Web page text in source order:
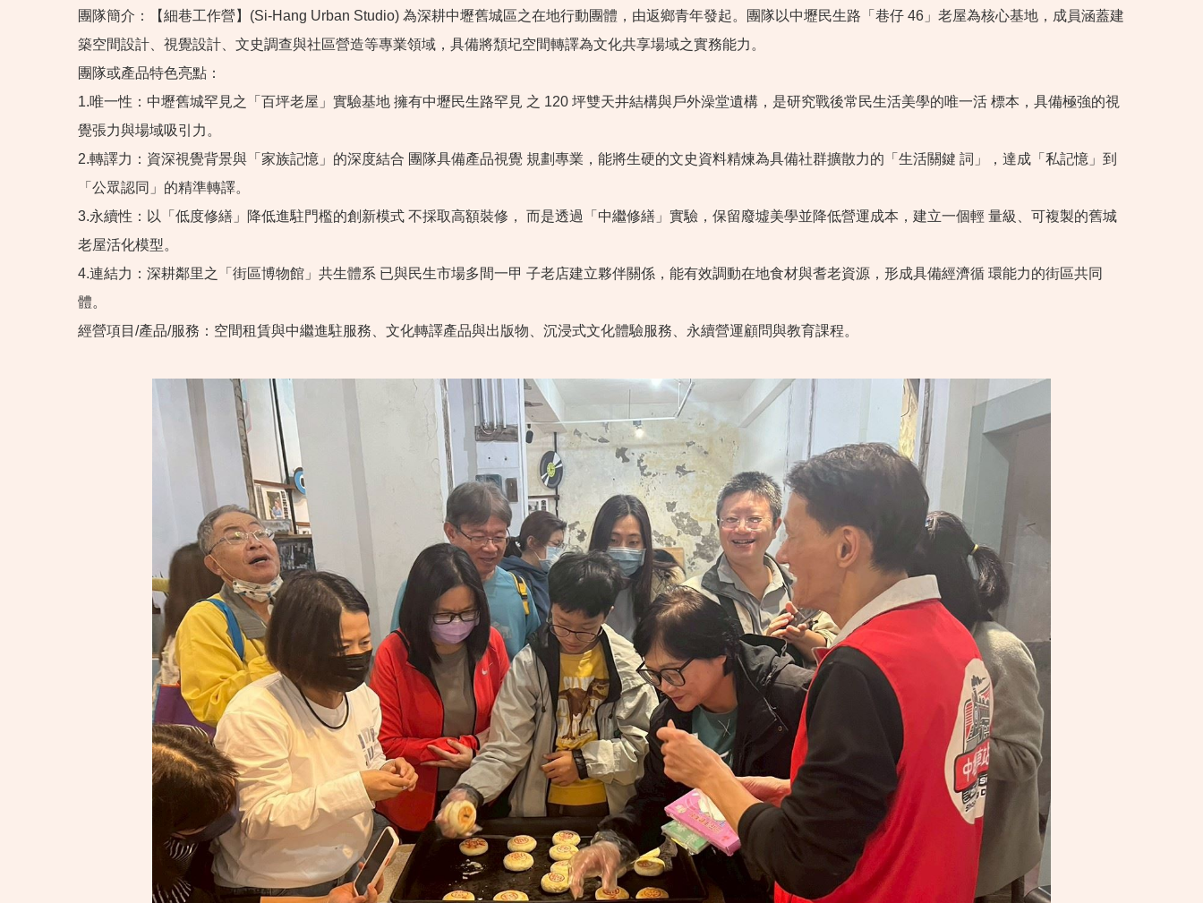
團隊簡介：【細巷工作營】(Si-Hang Urban Studio) 為深耕中壢舊城區之在地行動團體，由返鄉青年發起。團隊以中壢民生路「巷仔 46」老屋為核心基地，成員涵蓋建
築空間設計、視覺設計、文史調查與社區營造等專業領域，具備將頹圮空間轉譯為文化共享場域之實務能力。
團隊或產品特色亮點：
1.唯一性：中壢舊城罕見之「百坪老屋」實驗基地 擁有中壢民生路罕見 之 120 坪雙天井結構與戶外澡堂遺構，是研究戰後常民生活美學的唯一活 標本，具備極強的視
覺張力與場域吸引力。
2.轉譯力：資深視覺背景與「家族記憶」的深度結合 團隊具備產品視覺 規劃專業，能將生硬的文史資料精煉為具備社群擴散力的「生活關鍵 詞」，達成「私記憶」到
「公眾認同」的精準轉譯。
3.永續性：以「低度修繕」降低進駐門檻的創新模式 不採取高額裝修， 而是透過「中繼修繕」實驗，保留廢墟美學並降低營運成本，建立一個輕 量級、可複製的舊城
老屋活化模型。
4.連結力：深耕鄰里之「街區博物館」共生體系 已與民生市場多間一甲 子老店建立夥伴關係，能有效調動在地食材與耆老資源，形成具備經濟循 環能力的街區共同
體。
經營項目/產品/服務：空間租賃與中繼進駐服務、文化轉譯產品與出版物、沉浸式文化體驗服務、永續營運顧問與教育課程。